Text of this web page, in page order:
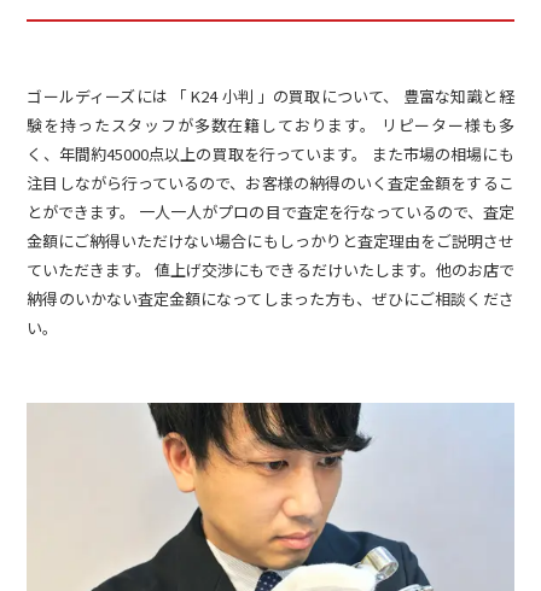
ゴールディーズには 「 K24 小判 」の買取について、 豊富な知識と経
験を持ったスタッフが多数在籍しております。 リピーター様も多
く、年間約45000点以上の買取を行っています。 また市場の相場にも
注目しながら行っているので、お客様の納得のいく査定金額をするこ
とができます。 一人一人がプロの目で査定を行なっているので、査定
金額にご納得いただけない場合にもしっかりと査定理由をご説明させ
ていただきます。 値上げ交渉にもできるだけいたします。他のお店で
納得のいかない査定金額になってしまった方も、ぜひにご相談くださ
い。